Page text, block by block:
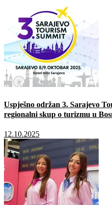
Uspješno održan 3. Sarajevo
regionalni skup o turizmu u
12.10.2025